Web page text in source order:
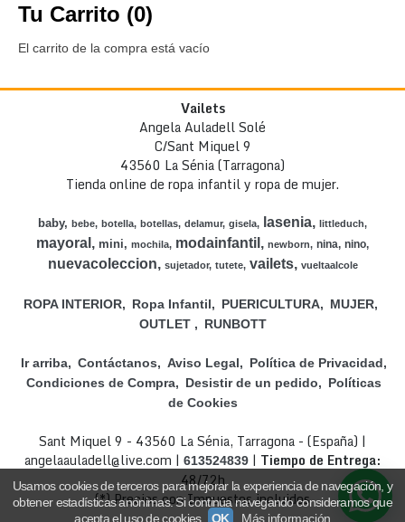
Tu Carrito (0)
El carrito de la compra está vacío
Vailets
Angela Auladell Solé
C/Sant Miquel 9
43560 La Sénia (Tarragona)
Tienda online de ropa infantil y ropa de mujer.
baby bebe botella botellas delamur gisela lasenia littleduch
mayoral mini mochila modainfantil newborn nina nino
nuevacoleccion sujetador tutete vailets vueltaalcole
ROPA INTERIOR Ropa Infantil PUERICULTURA
MUJER
OUTLET
RUNBOTT
Ir arriba Contáctanos Aviso Legal
Política de Privacidad
Condiciones de Compra
Desistir de un pedido
Políticas
de Cookies
Sant Miquel 9 - 43560 La Sénia, Tarragona - (España) |
angelaauladell@live.com | 613524839 | Tiempo de Entrega:
48/72h
(*) Precios con Impuestos incluidos
Usamos cookies de terceros para mejorar la experiencia de navegación, y
obtener estadísticas anónimas. Si continúa navegando consideramos que
acepta el uso de cookies.
OK Más información